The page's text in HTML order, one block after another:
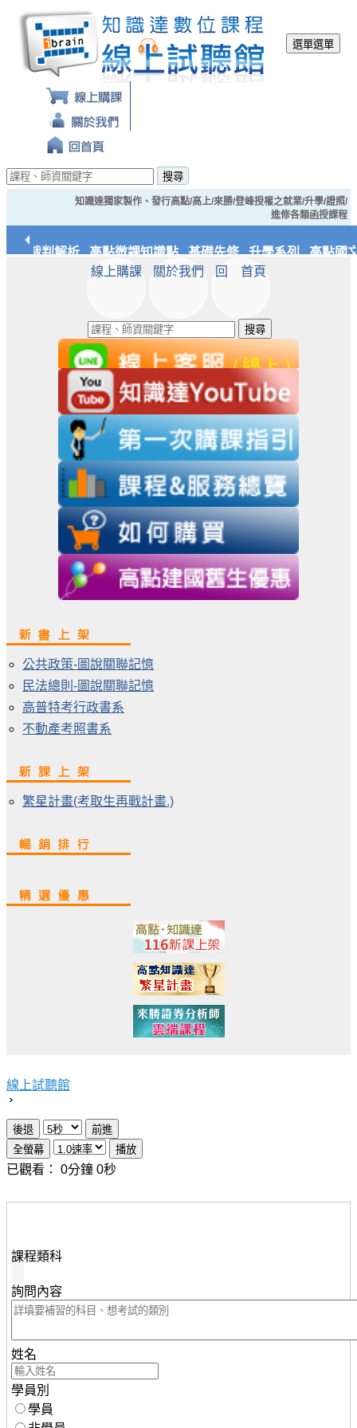
選單選單
搜尋
知識達獨家製作、發行高點/高上/來勝/登峰授權之就業/升學/證照/
進修各類函授課程
典裁判解析 高點微課知識點 基礎先修 升學系列 高點國文
知識達文化
線上購課 關於我們 回 首頁
搜尋
公共政策-圖說關聯記憶
民法總則-圖說關聯記憶
高普特考行政書系
不動產考照書系
繁星計畫(考取生再戰計畫.)
線上試聽館
已觀看： 0分鐘 0秒
課程類科
詢問內容
姓名
學員別
學員